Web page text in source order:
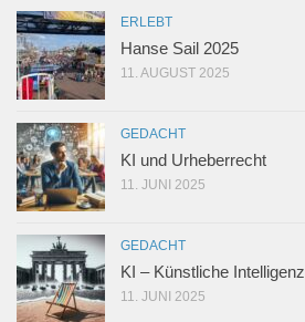
ERLEBT
Hanse Sail 2025
11. AUGUST 2025
GEDACHT
KI und Urheberrecht
11. JUNI 2025
GEDACHT
KI – Künstliche Intelligenz
11. JUNI 2025